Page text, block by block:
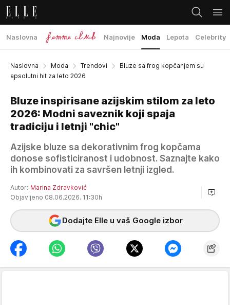
Naslovna Najnovije Moda Lepota Celebrity
Naslovna Moda Trendovi
Bluze sa frog kopčanjem su
apsolutni hit za leto 2026
Bluze inspirisane azijskim stilom za leto
2026: Modni saveznik koji spaja
tradiciju i letnji "chic"
Azijske bluze sa dekorativnim frog kopčama
donose sofisticiranost i udobnost. Saznajte kako
ih kombinovati za savršen letnji izgled.
Autor: Marina Zdravković
Objavljeno 08.06.2026. 11:30h
Dodajte Elle u vaš Google izbor